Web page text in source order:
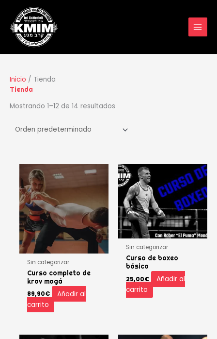
contenido
Inicio / Tienda
Tienda
Mostrando 1–12 de 14 resultados
Sin categorizar
Curso completo de
krav magá
89,90€
Añadir al
carrito
Sin categorizar
Curso de boxeo
básico
25,00€
Añadir al
carrito